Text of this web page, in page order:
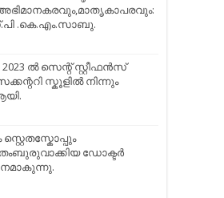
.കെ.എം.സാബു.
2023 ൽ സെന്റ് സ്റ്റീഫൻസ്
സ്കൂളിൽ നിന്നും
ഡോക്ടർ